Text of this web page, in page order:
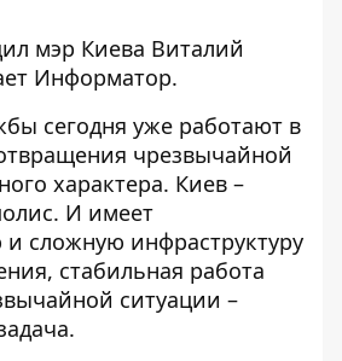
мэр Киева Виталий
Информатор.
сегодня уже работают в
чрезвычайной
характера. Киев –
И имеет
и сложную инфраструктуру
стабильная работа
ситуации –